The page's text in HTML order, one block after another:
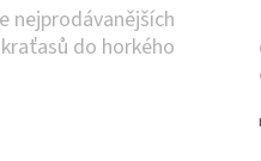
nejprodávanějších
do horkého